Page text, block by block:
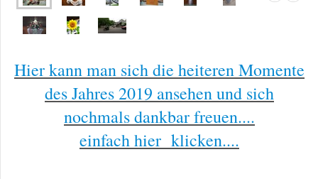
Hier kann man sich die heiteren Momente
des Jahres 2019 ansehen und sich
nochmals dankbar freuen....
einfach hier klicken....